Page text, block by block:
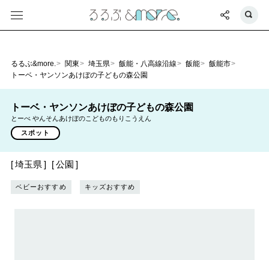
るるぶ&more. 関東 埼玉県 飯能・八高線沿線 飯能
飯能市
トーベ・ヤンソンあけぼの子どもの森公園
トーベ・ヤンソンあけぼの子どもの森公園
とーべ やんそんあけぼのこどものもりこうえん
スポット
埼玉県 公園
ベビーおすすめ キッズおすすめ